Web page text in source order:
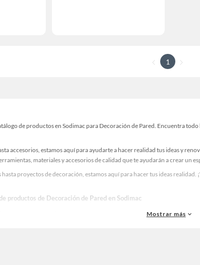
1
de productos en Sodimac para Decoración de Pared. Encuentra
accesorios, estamos aquí para ayudarte a hacer realidad tus ideas y
materiales y accesorios de calidad que te ayudarán a crear un
proyectos de decoración, estamos aquí para hacer tus ideas
productos de Decoración de Pared en Sodimac
y accesorios de calidad para tus proyectos y renovación de espacios.
Mostrar más